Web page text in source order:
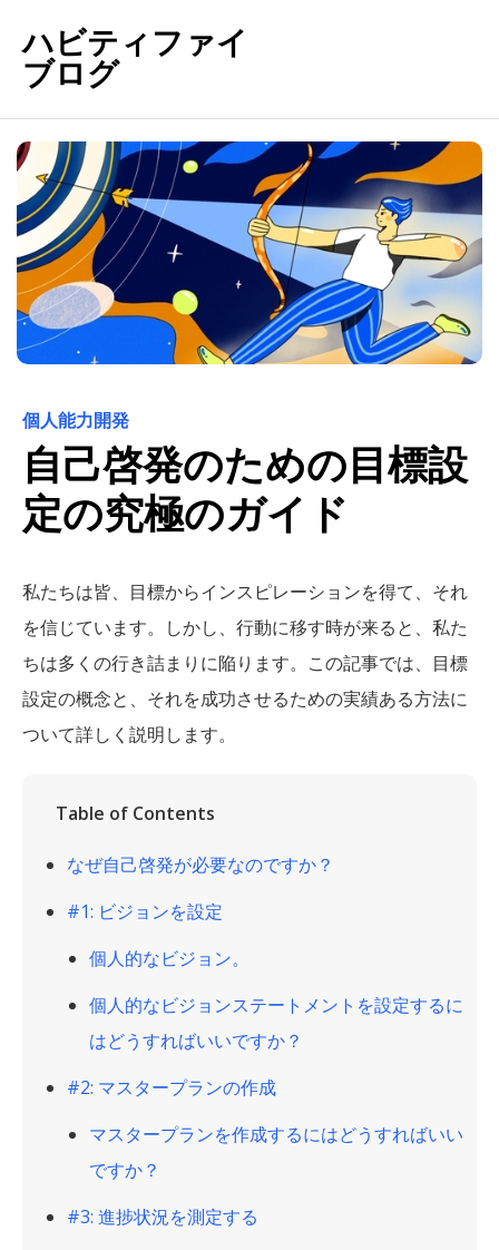
ハビティファイ
ブログ
個人能力開発
自己啓発のための目標設
定の究極のガイド
私たちは皆、目標からインスピレーションを得て、それ
を信じています。しかし、行動に移す時が来ると、私た
ちは多くの行き詰まりに陥ります。この記事では、目標
設定の概念と、それを成功させるための実績ある方法に
ついて詳しく説明します。
Table of Contents
なぜ自己啓発が必要なのですか？
#1: ビジョンを設定
個人的なビジョン。
個人的なビジョンステートメントを設定するに
はどうすればいいですか？
#2: マスタープランの作成
マスタープランを作成するにはどうすればいい
ですか？
#3: 進捗状況を測定する